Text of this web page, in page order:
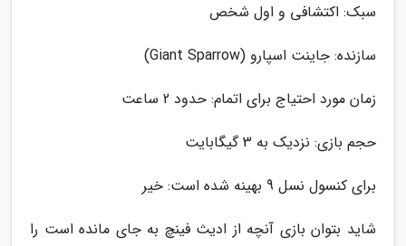
سبک: اکتشافی و اول شخص
سازنده: جاینت اسپارو (Giant Sparrow)
زمان مورد احتیاج برای اتمام: حدود 2 ساعت
حجم بازی: نزدیک به 3 گیگابایت
برای کنسول نسل 9 بهینه شده است: خیر
شاید بتوان بازی آنچه از ادیث فینچ به جای مانده است را